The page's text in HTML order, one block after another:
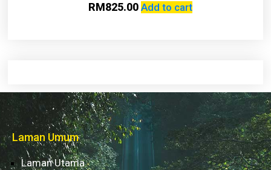
RM825.00 Add to cart
Laman Umum
Laman Utama